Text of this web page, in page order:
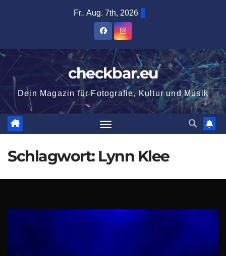
Fr.. Aug. 7th, 2026
checkbar.eu
Dein Magazin für Fotografie, Kultur und Musik
Schlagwort: Lynn Klee